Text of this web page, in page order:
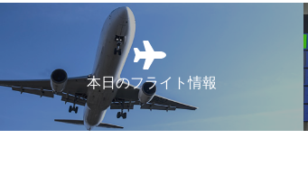
本日のフライト情報